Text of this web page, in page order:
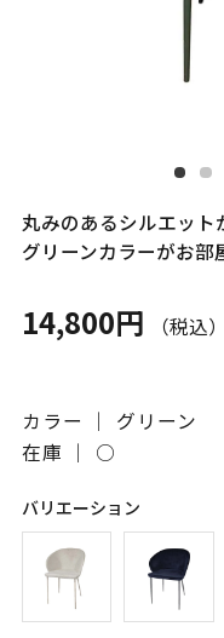
丸みのあるシルエット
グリーンカラーがお部
14,800円 （税込）
カラー ｜ グリーン
在庫 ｜ ○
バリエーション